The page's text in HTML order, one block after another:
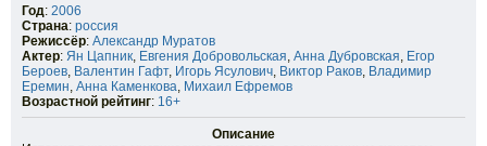
Год: 2006
Страна: россия
Режиссёр: Александр Муратов
Актер: Ян Цапник, Евгения Добровольская, Анна Дубровская, Егор
Бероев, Валентин Гафт, Игорь Ясулович, Виктор Раков, Владимир
Еремин, Анна Каменкова, Михаил Ефремов
Возрастной рейтинг: 16+
Описание